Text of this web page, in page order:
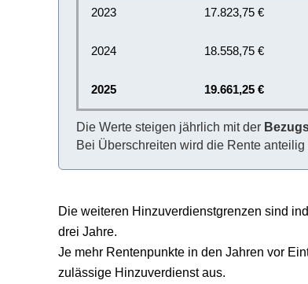
2023 17.823,75 €
2024 18.558,75 €
2025 19.661,25 €
Die Werte steigen jährlich mit der
Bei Überschreiten wird die Rente
Die weiteren Hinzuverdienstgrenzen sind
drei Jahre.
Je mehr Rentenpunkte in den Jahren vor
zulässige Hinzuverdienst aus.